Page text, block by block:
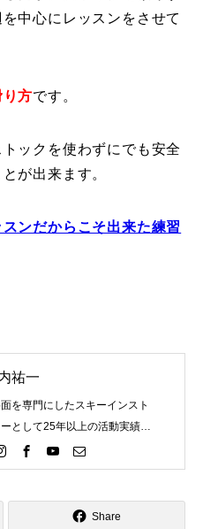
中心にレッスンをさせて
方です。
ックを使わずにでも安全
が出来ます。
ンだからこそ出来た練習
祐一
を専門にしたスキーインスト
として25年以上の活動実績。
スキースクール代表として、
ンストラクターが職業選択の
Share